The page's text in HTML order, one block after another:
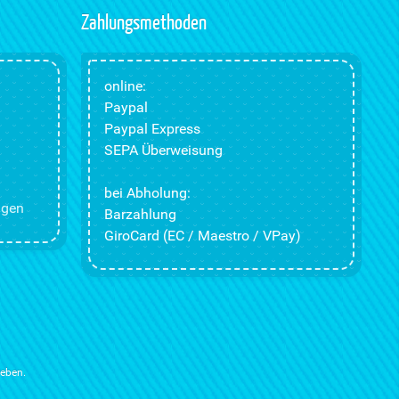
Zahlungsmethoden
online:
Paypal
Paypal Express
SEPA Überweisung
bei Abholung:
Barzahlung
GiroCard (EC / Maestro / VPay)